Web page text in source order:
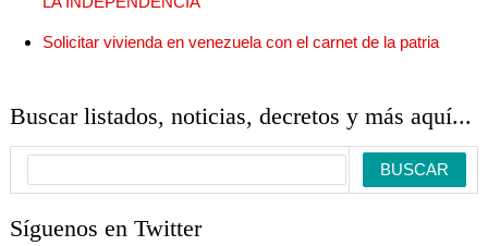
Solicitar vivienda en venezuela con el carnet de la patria
Buscar listados, noticias, decretos y más aquí...
Síguenos en Twitter